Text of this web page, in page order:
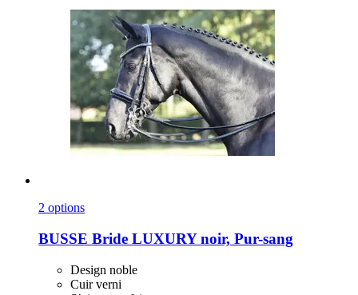
2 options
BUSSE Bride LUXURY noir, Pur-​sang
Design noble
Cuir verni